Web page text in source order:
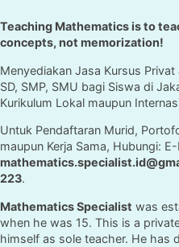
Teaching Mathematics is to
concepts, not memorization!
Menyediakan Jasa Kursus
SD, SMP, SMU bagi Siswa di
Kurikulum Lokal maupun
Untuk Pendaftaran Murid,
maupun Kerja Sama, Hubungi:
223.
Mathematics Specialist was
when he was 15. This is a
himself as sole teacher. He has